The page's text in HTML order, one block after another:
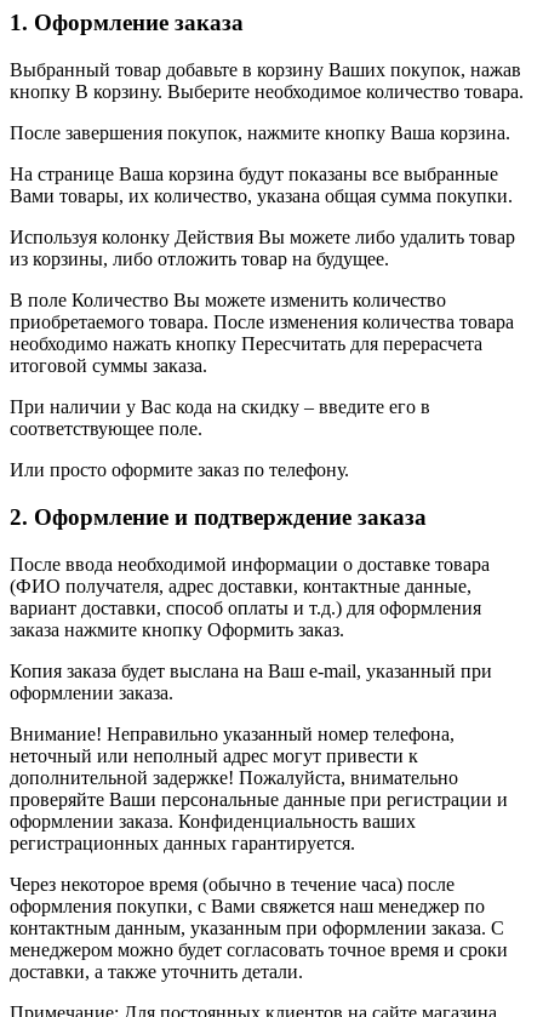
1. Оформление заказа
Выбранный товар добавьте в корзину Ваших покупок, нажав
кнопку В корзину. Выберите необходимое количество товара.
После завершения покупок, нажмите кнопку Ваша корзина.
На странице Ваша корзина будут показаны все выбранные
Вами товары, их количество, указана общая сумма покупки.
Используя колонку Действия Вы можете либо удалить товар
из корзины, либо отложить товар на будущее.
В поле Количество Вы можете изменить количество
приобретаемого товара. После изменения количества товара
необходимо нажать кнопку Пересчитать для перерасчета
итоговой суммы заказа.
При наличии у Вас кода на скидку – введите его в
соответствующее поле.
Или просто оформите заказ по телефону.
2. Оформление и подтверждение заказа
После ввода необходимой информации о доставке товара
(ФИО получателя, адрес доставки, контактные данные,
вариант доставки, способ оплаты и т.д.) для оформления
заказа нажмите кнопку Оформить заказ.
Копия заказа будет выслана на Ваш e-mail, указанный при
оформлении заказа.
Внимание! Неправильно указанный номер телефона,
неточный или неполный адрес могут привести к
дополнительной задержке! Пожалуйста, внимательно
проверяйте Ваши персональные данные при регистрации и
оформлении заказа. Конфиденциальность ваших
регистрационных данных гарантируется.
Через некоторое время (обычно в течение часа) после
оформления покупки, с Вами свяжется наш менеджер по
контактным данным, указанным при оформлении заказа. С
менеджером можно будет согласовать точное время и сроки
доставки, а также уточнить детали.
Примечание: Для постоянных клиентов на сайте магазина